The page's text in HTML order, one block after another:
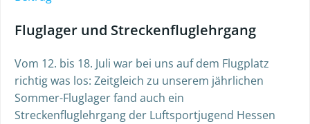
Fluglager und Streckenfluglehrgang
Vom 12. bis 18. Juli war bei uns auf dem Flugplatz
richtig was los: Zeitgleich zu unserem jährlichen
Sommer-Fluglager fand auch ein
Streckenfluglehrgang der Luftsportjugend Hessen